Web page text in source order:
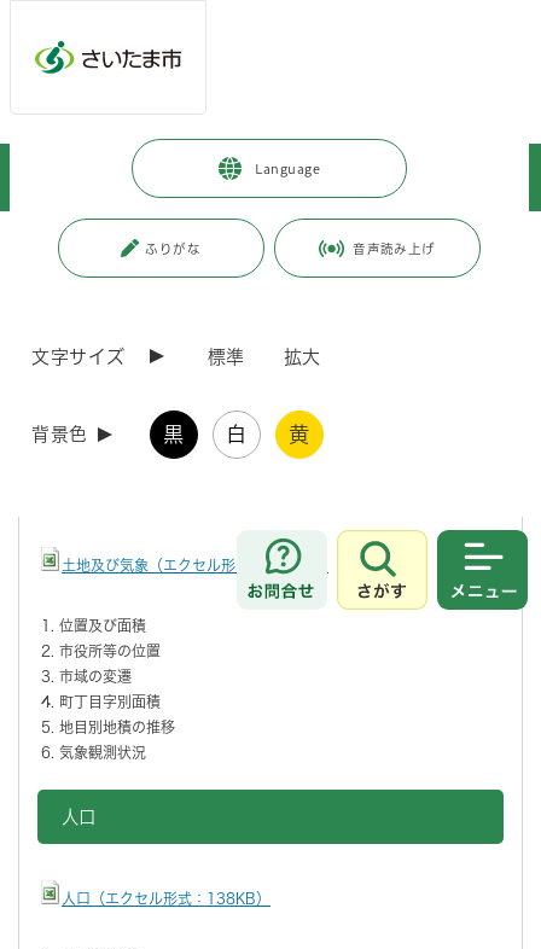
Language
ふりがな 音声読み上げ
文字サイズ 標準 拡大
背景色 黒 白 黄
お問合せ
さがす
市政情報 人口・統計 >
>
更新日付：2019年3月31日 / ページ番号：C006365
さいたま市統計書は、本市の自然、人口、経済、社会、教育などの各
しようとするものです。
土地及び気象（エクセル形式：123KB）
位置及び面積
市役所等の位置
市域の変遷
町丁目字別面積
地目別地積の推移
気象観測状況
人口
人口（エクセル形式：138KB）